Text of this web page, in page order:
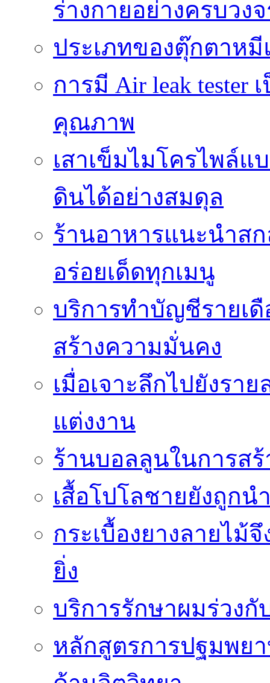
ร่างกายอย่างครบวง
ประเภทของตุ๊กตาห
การมี Air leak
คุณภาพ
เสาเข็มไมโครไพล์
ดินได้อย่างสมดุล
ร้านอาหารแนะนำส
อร่อยเด็ดทุกเมนู
บริการทำบัญชีรายเ
สร้างความมั่นคง
เมื่อเจาะลึกไปยังรา
แต่งงาน
ร้านบอลลูนในการสร้
เสื้อโปโลชายยังถูก
กระเบื้องยางลายไม้
ยิ่ง
บริการรักษาผมร่วง
หลักสูตรการปฐมพย